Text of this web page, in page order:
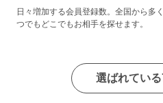
日々増加する会員登録数。全国から多
つでもどこでもお相手を探せます。
選ばれてい